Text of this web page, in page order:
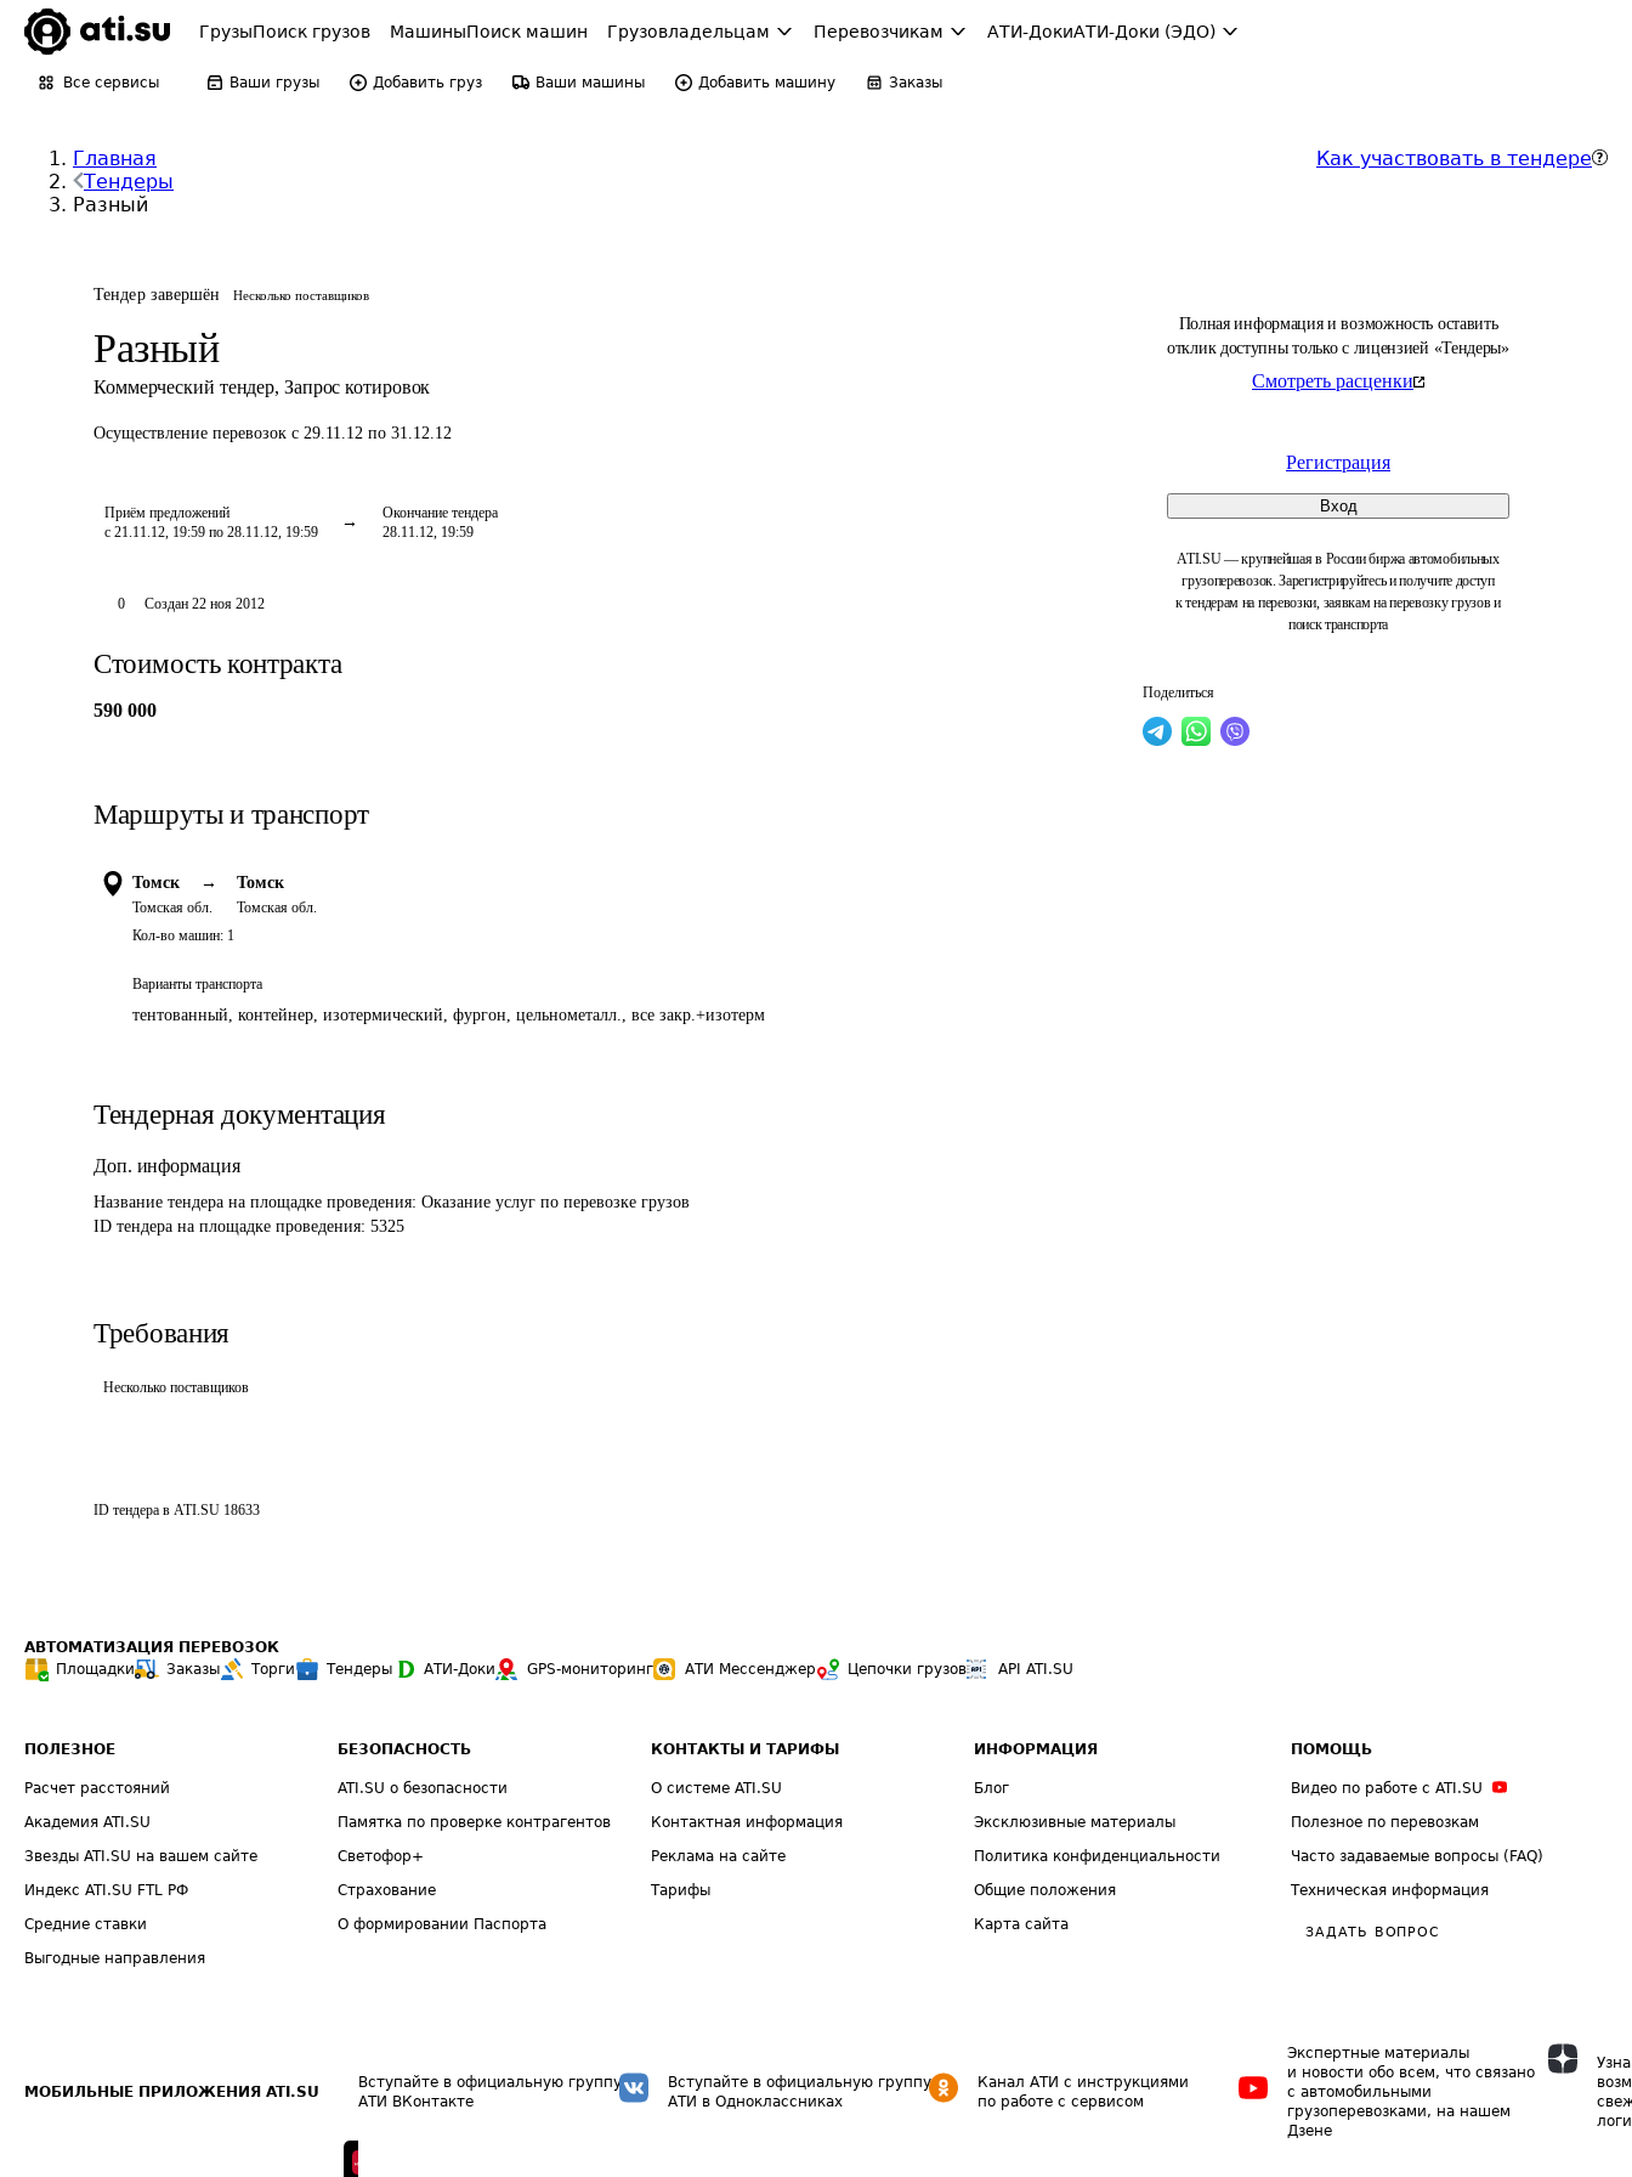
ГрузыПоиск грузов МашиныПоиск машин Грузовладельцам Перевозчикам АТИ-ДокиАТИ-Доки (ЭДО)
Все сервисы Ваши грузы Добавить груз Ваши машины Добавить машину Заказы
Главная
Тендеры
Разный
Как участвовать в тендере
Тендер завершён Несколько поставщиков
Разный
Коммерческий тендер, Запрос котировок
Осуществление перевозок с 29.11.12 по 31.12.12
Приём предложений
с 21.11.12, 19:59 по 28.11.12, 19:59
Окончание тендера
28.11.12, 19:59
Полная информация и возможность оставить
отклик доступны только с лицензией «Тендеры»
Смотреть расценки
Регистрация
Вход
ATI.SU — крупнейшая в России биржа автомобильных
грузоперевозок. Зарегистрируйтесь и получите доступ
к тендерам на перевозки, заявкам на перевозку грузов и
поиск транспорта
Поделиться
0 Создан 22 ноя 2012
Стоимость контракта
590 000
Маршруты и транспорт
Томск →
Томская обл.
Томск
Томская обл.
Кол-во машин: 1
Варианты транспорта
тентованный, контейнер, изотермический, фургон, цельнометалл., все закр.+изотерм
Тендерная документация
Доп. информация
Название тендера на площадке проведения: Оказание услуг по перевозке грузов
ID тендера на площадке проведения: 5325
Требования
Несколько поставщиков
ID тендера в ATI.SU 18633
АВТОМАТИЗАЦИЯ ПЕРЕВОЗОК
Площадки
Заказы Торги Тендеры АТИ-Доки GPS-мониторинг АТИ Мессенджер Цепочки грузов API ATI.SU
ПОЛЕЗНОЕ
Расчет расстояний
Академия ATI.SU
Звезды ATI.SU на вашем сайте
Индекс ATI.SU FTL РФ
Средние ставки
Выгодные направления
БЕЗОПАСНОСТЬ
ATI.SU о безопасности
Памятка по проверке контрагентов
Светофор+
Страхование
О формировании Паспорта
КОНТАКТЫ И ТАРИФЫ
О системе ATI.SU
Контактная информация
Реклама на сайте
Тарифы
ИНФОРМАЦИЯ
Блог
Эксклюзивные материалы
Политика конфиденциальности
Общие положения
Карта сайта
ПОМОЩЬ
Видео по работе с ATI.SU
Полезное по перевозкам
Часто задаваемые вопросы (FAQ)
Техническая информация
ЗАДАТЬ ВОПРОС
МОБИЛЬНЫЕ ПРИЛОЖЕНИЯ ATI.SU
Вступайте в официальную группу
АТИ ВКонтакте
Вступайте в официальную группу
АТИ в Одноклассниках
Канал АТИ с инструкциями
по работе с сервисом
Экспертные материалы
и новости обо всем, что связано
с автомобильными
грузоперевозками, на нашем
Дзене